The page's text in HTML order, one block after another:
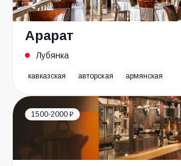
Арарат
Лубянка
кавказская авторская армянская
1500-2000 ₽